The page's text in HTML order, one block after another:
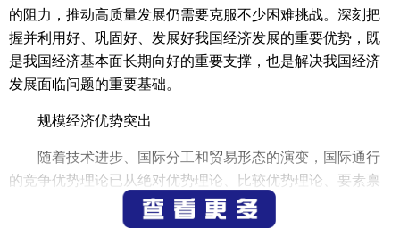
的阻力，推动高质量发展仍需要克服不少困难挑战。深刻把
握并利用好、巩固好、发展好我国经济发展的重要优势，既
是我国经济基本面长期向好的重要支撑，也是解决我国经济
发展面临问题的重要基础。
规模经济优势突出
随着技术进步、国际分工和贸易形态的演变，国际通行
的竞争优势理论已从绝对优势理论、比较优势理论、要素禀
赋理论逐步演变到规模经济优势理论。改革开放以来，我国
加入全球分工体系，充分发挥自身比较优势，取得了举世瞩